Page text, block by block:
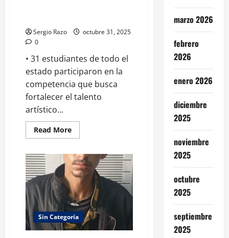
Sergio Razo
octubre 31, 2025
0
• 31 estudiantes de todo el
estado participaron en la
competencia que busca
fortalecer el talento
artístico...
Read MoreRead
more
DEMUESTRAN
SU
TALENTO
EN
EL
CONCURSO
ESTATAL
DE
CANTO
INTERCOBACH
2025
Sin Categoría
marzo 2026
febrero
2026
enero 2026
diciembre
2025
noviembre
2025
octubre
2025
septiembre
2025